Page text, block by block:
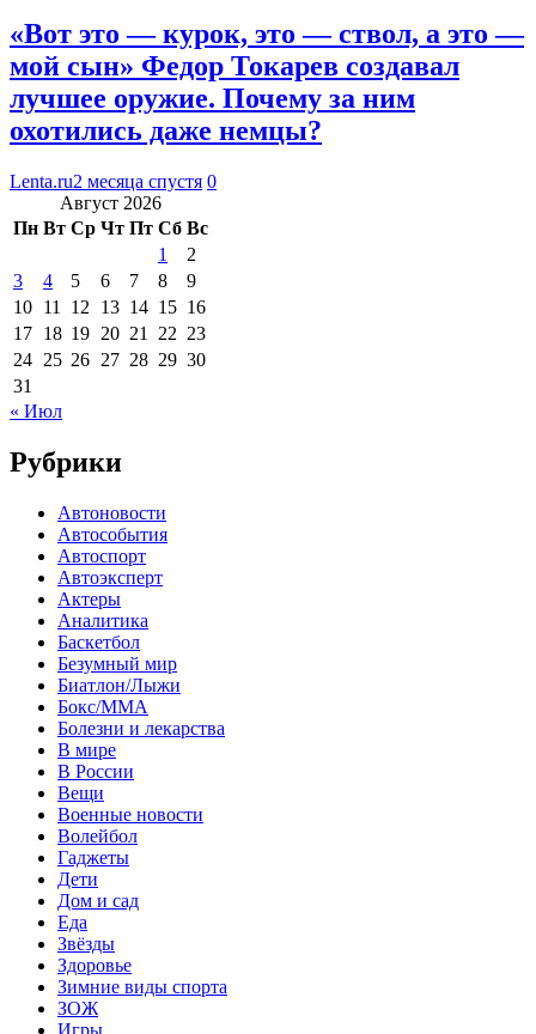
«Вот это — курок, это — ствол, а это —
мой сын» Федор Токарев создавал
лучшее оружие. Почему за ним
охотились даже немцы?
Lenta.ru2 месяца спустя 0
Август 2026
Пн Вт Ср Чт Пт Сб Вс
1
2
3
4 5 6 7 8
9
10 11 12 13 14 15 16
17 18 19 20 21 22 23
24 25 26 27 28 29 30
31
« Июл
Рубрики
Автоновости
Автособытия
Автоспорт
Автоэксперт
Актеры
Аналитика
Баскетбол
Безумный мир
Биатлон/Лыжи
Бокс/MMA
Болезни и лекарства
В мире
В России
Вещи
Военные новости
Волейбол
Гаджеты
Дети
Дом и сад
Еда
Звёзды
Здоровье
Зимние виды спорта
ЗОЖ
Игры